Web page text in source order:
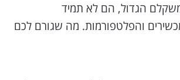
הגדול, הם לא תמיד
והפלטפורמות. מה שגורם לכם